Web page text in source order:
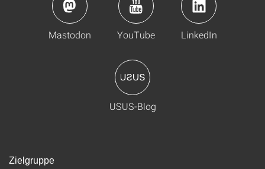
Mastodon YouTube LinkedIn
USUS-Blog
Zielgruppe